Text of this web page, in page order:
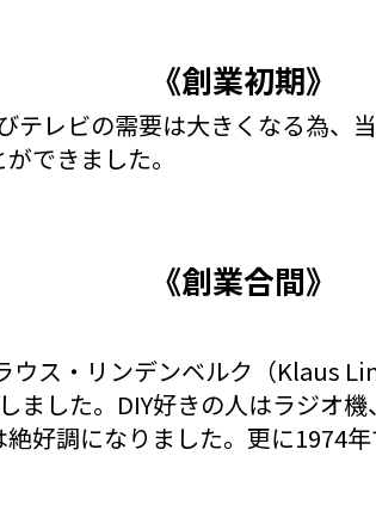
《創業初期》
テレビの需要は大きくなる為、
できました。
《創業合間》
ス・リンデンベルク（Klaus
ました。DIY好きの人はラジオ
好調になりました。更に1974